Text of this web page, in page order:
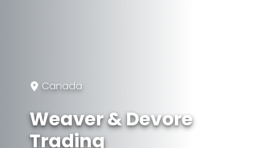
Canada
Weaver & Devore
Trading